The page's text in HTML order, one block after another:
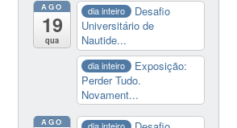
AGO
19
qua
dia inteiro
Desafio
Universitário de
Nautide...
dia inteiro
Exposição:
Perder Tudo.
Novament...
AGO